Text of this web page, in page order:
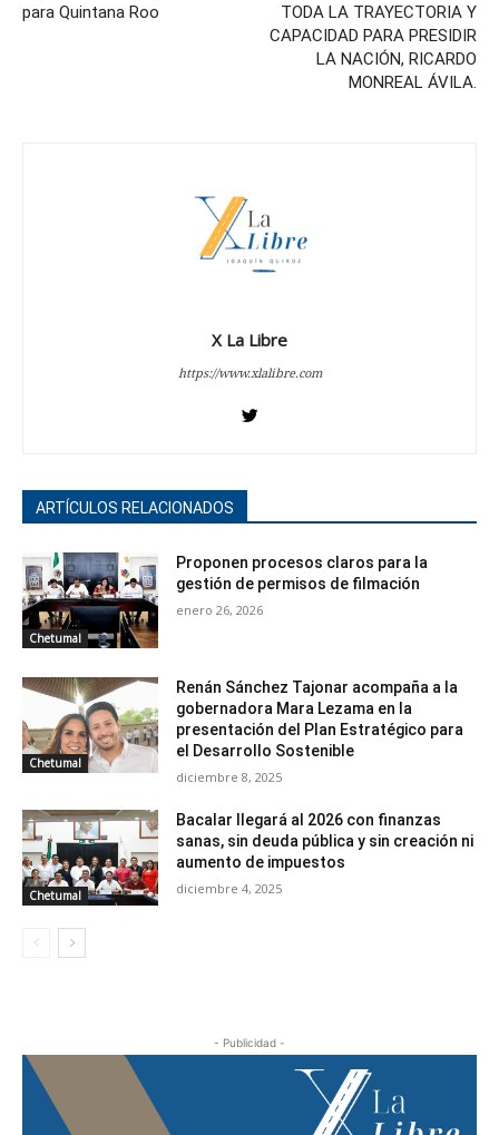
para Quintana Roo
TODA LA TRAYECTORIA Y
CAPACIDAD PARA PRESIDIR
LA NACIÓN, RICARDO
MONREAL ÁVILA.
X La Libre
https://www.xlalibre.com
ARTÍCULOS RELACIONADOS
Chetumal
Proponen procesos claros para la
gestión de permisos de filmación
enero 26, 2026
Chetumal
Renán Sánchez Tajonar acompaña a la
gobernadora Mara Lezama en la
presentación del Plan Estratégico para
el Desarrollo Sostenible
diciembre 8, 2025
Chetumal
Bacalar llegará al 2026 con finanzas
sanas, sin deuda pública y sin creación ni
aumento de impuestos
diciembre 4, 2025
- Publicidad -